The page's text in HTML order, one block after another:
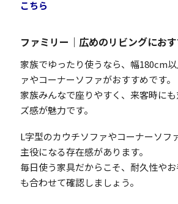
こちら
ファミリー｜広めのリビングにお
家族でゆったり使うなら、幅180cm
ァやコーナーソファがおすすめです。
家族みんなで座りやすく、来客時に
ズ感が魅力です。
L字型のカウチソファやコーナーソフ
主役になる存在感があります。
毎日使う家具だからこそ、耐久性や
も合わせて確認しましょう。